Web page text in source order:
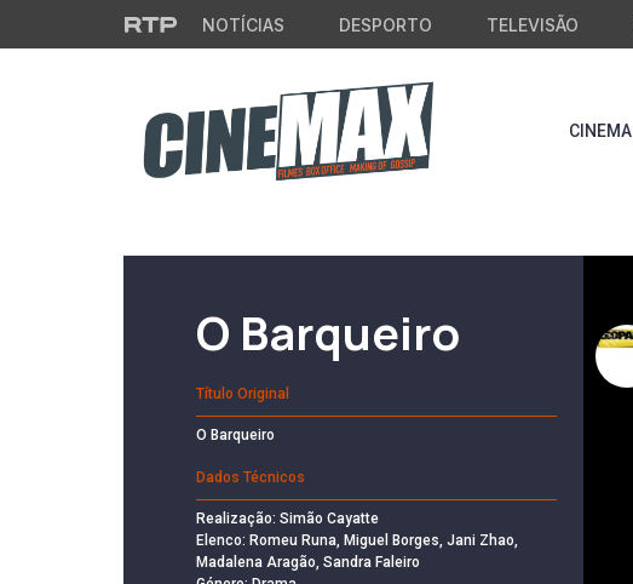
Saltar para o conteúdo principal
NOTÍCIAS DESPORTO TELEVISÃO
CINEMA
O Barqueiro
Título Original
O Barqueiro
Dados Técnicos
Realização: Simão Cayatte
Elenco: Romeu Runa, Miguel Borges, Jani Zhao,
Madalena Aragão, Sandra Faleiro